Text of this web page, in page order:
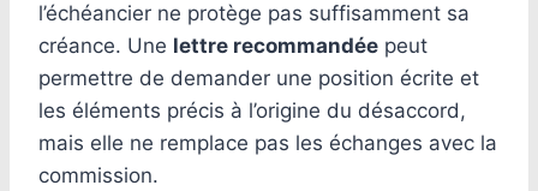
l’échéancier ne protège pas suffisamment sa
créance. Une lettre recommandée peut
permettre de demander une position écrite et
les éléments précis à l’origine du désaccord,
mais elle ne remplace pas les échanges avec la
commission.